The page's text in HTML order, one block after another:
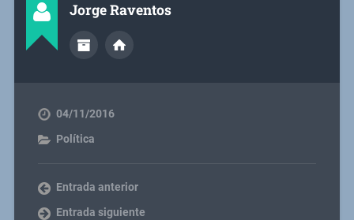
Jorge Raventos
04/11/2016
Política
Entrada anterior
Entrada siguiente